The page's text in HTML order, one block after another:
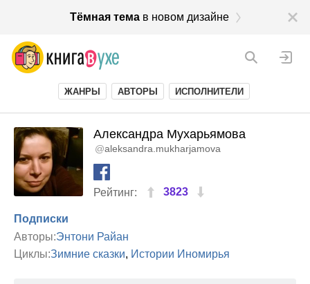
Тёмная темав новом дизайне
ЖАНРЫ АВТОРЫ ИСПОЛНИТЕЛИ
Александра Мухарьямова
@aleksandra.mukharjamova
Рейтинг: 3823
Подписки
Авторы:Энтони Райан
Циклы:Зимние сказки, Истории Иномирья